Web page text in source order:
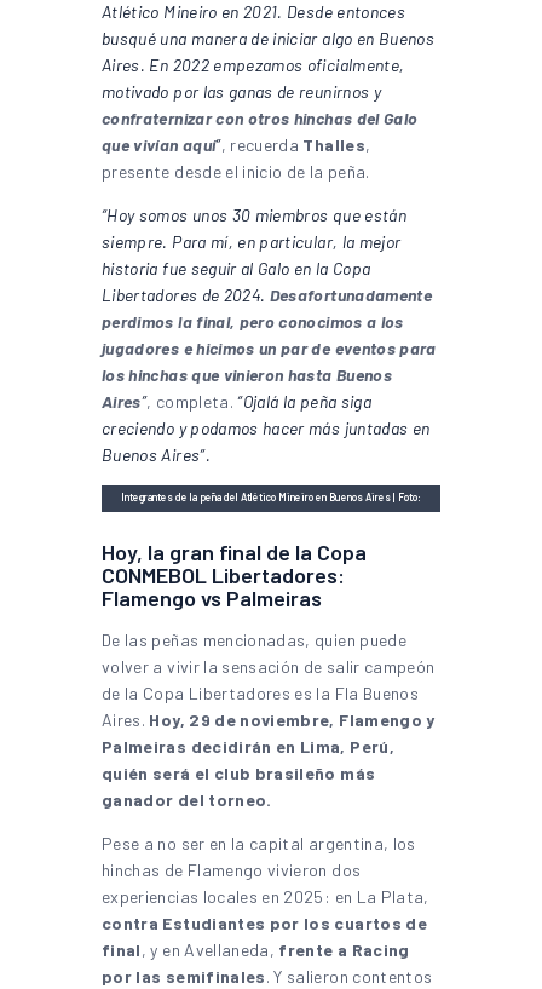
Atlético Mineiro en 2021. Desde entonces
busqué una manera de iniciar algo en Buenos
Aires. En 2022 empezamos oficialmente,
motivado por las ganas de reunirnos y
confraternizar con otros hinchas del Galo
que vivían aquí”, recuerda Thalles,
presente desde el inicio de la peña.
“Hoy somos unos 30 miembros que están
siempre. Para mí, en particular, la mejor
historia fue seguir al Galo en la Copa
Libertadores de 2024. Desafortunadamente
perdimos la final, pero conocimos a los
jugadores e hicimos un par de eventos para
los hinchas que vinieron hasta Buenos
Aires”, completa. “Ojalá la peña siga
creciendo y podamos hacer más juntadas en
Buenos Aires”.
Integrantes de la peña del Atlético Mineiro en Buenos Aires | Foto:
Hoy, la gran final de la Copa
CONMEBOL Libertadores:
Flamengo vs Palmeiras
De las peñas mencionadas, quien puede
volver a vivir la sensación de salir campeón
de la Copa Libertadores es la Fla Buenos
Aires. Hoy, 29 de noviembre, Flamengo y
Palmeiras decidirán en Lima, Perú,
quién será el club brasileño más
ganador del torneo.
Pese a no ser en la capital argentina, los
hinchas de Flamengo vivieron dos
experiencias locales en 2025: en La Plata,
contra Estudiantes por los cuartos de
final, y en Avellaneda, frente a Racing
por las semifinales. Y salieron contentos